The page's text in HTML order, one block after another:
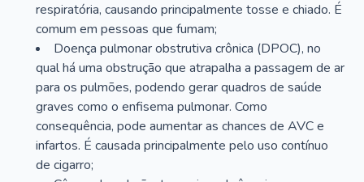
respiratória, causando principalmente tosse e chiado. É
comum em pessoas que fumam;
Doença pulmonar obstrutiva crônica (DPOC), no
qual há uma obstrução que atrapalha a passagem de ar
para os pulmões, podendo gerar quadros de saúde
graves como o enfisema pulmonar. Como
consequência, pode aumentar as chances de AVC e
infartos. É causada principalmente pelo uso contínuo
de cigarro;